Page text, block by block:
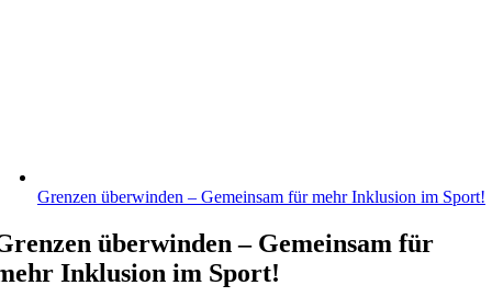
Grenzen überwinden – Gemeinsam für mehr Inklusion im Sport!
überwinden – Gemeinsam für
Inklusion im Sport!